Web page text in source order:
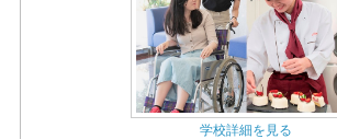
学校詳細を見る